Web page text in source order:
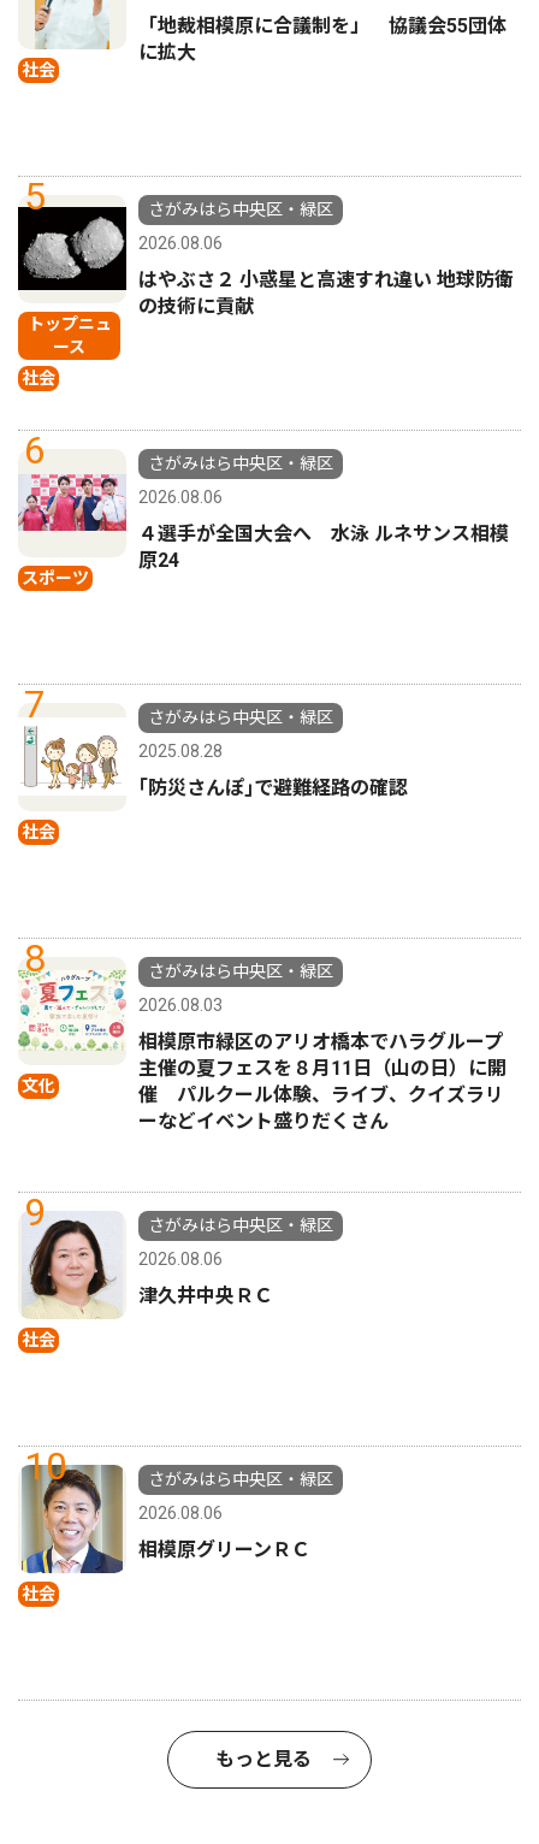
社会
「地裁相模原に合議制を」 協議会55団体
に拡大
5
トップニュ
ース
社会
さがみはら中央区・緑区
2026.08.06
はやぶさ２ 小惑星と高速すれ違い 地球防衛
の技術に貢献
6
スポーツ
さがみはら中央区・緑区
2026.08.06
４選手が全国大会へ 水泳 ルネサンス相模
原24
7
社会
さがみはら中央区・緑区
2025.08.28
｢防災さんぽ｣で避難経路の確認
8
文化
さがみはら中央区・緑区
2026.08.03
相模原市緑区のアリオ橋本でハラグループ
主催の夏フェスを８月11日（山の日）に開
催 パルクール体験、ライブ、クイズラリ
ーなどイベント盛りだくさん
9
社会
さがみはら中央区・緑区
2026.08.06
津久井中央ＲＣ
10
社会
さがみはら中央区・緑区
2026.08.06
相模原グリーンＲＣ
もっと見る